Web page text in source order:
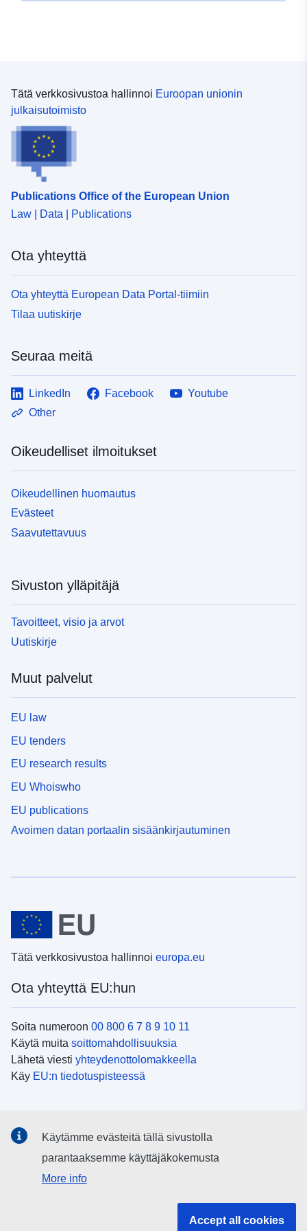
Vastaa:
Tietoaineistolinkki:
uriRef:
Tätä verkkosivustoa hallinnoi Euroopan unionin
julkaisutoimisto
Publications Office of the European Union
Law | Data | Publications
Ota yhteyttä
Ota yhteyttä European Data Portal-tiimiin
Tilaa uutiskirje
Seuraa meitä
LinkedIn Facebook
Youtube
Other
Oikeudelliset ilmoitukset
Oikeudellinen huomautus
Evästeet
Saavutettavuus
Sivuston ylläpitäjä
Tavoitteet, visio ja arvot
Uutiskirje
Muut palvelut
EU law
EU tenders
EU research results
EU Whoiswho
EU publications
Avoimen datan portaalin sisäänkirjautuminen
Tätä verkkosivustoa hallinnoi europa.eu
Ota yhteyttä EU:hun
Soita numeroon 00 800 6 7 8 9 10 11
Käytä muita soittomahdollisuuksia
Lähetä viesti yhteydenottolomakkeella
Käy EU:n tiedotuspisteessä
sosiaalisessa mediassa
EU:n toimielimet ja muut elimet
Käytämme evästeitä tällä sivustolla
parantaaksemme käyttäjäkokemusta
More info
Accept all cookies